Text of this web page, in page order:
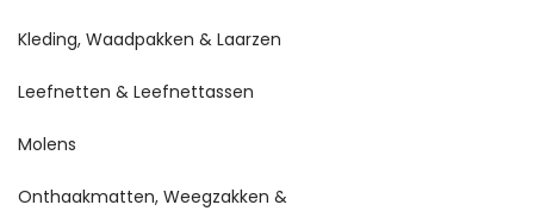
Kleding, Waadpakken & Laarzen
Leefnetten & Leefnettassen
Molens
Onthaakmatten, Weegzakken &